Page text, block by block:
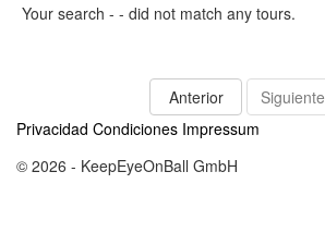
Your search - - did not match any tours.
Anterior
Siguiente
Privacidad Condiciones Impressum
© 2026 - KeepEyeOnBall GmbH